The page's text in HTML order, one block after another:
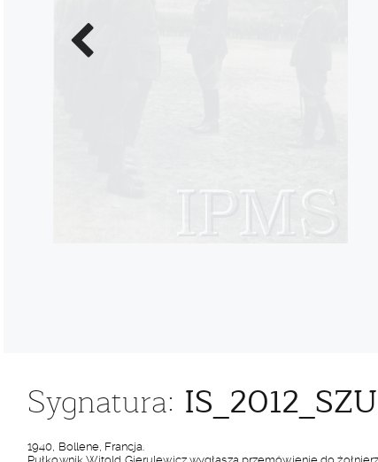
Poprzednie
zdjęcie
Sygnatura:
1940, Bollene, Francja.